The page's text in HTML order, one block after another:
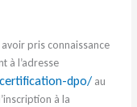
pris connaissance
à l’adresse
dpo/ au
à la